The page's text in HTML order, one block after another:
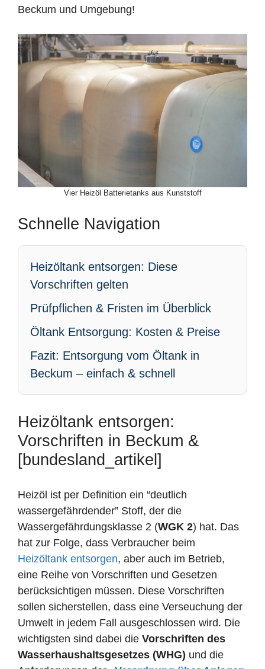
Beckum und Umgebung!
Vier Heizöl Batterietanks aus Kunststoff
Schnelle Navigation
Heizöltank entsorgen: Diese
Vorschriften gelten
Prüfpflichen & Fristen im Überblick
Öltank Entsorgung: Kosten & Preise
Fazit: Entsorgung vom Öltank in
Beckum – einfach & schnell
Heizöltank entsorgen:
Vorschriften in Beckum &
[bundesland_artikel]
Heizöl ist per Definition ein “deutlich
wassergefährdender” Stoff, der die
Wassergefährdungsklasse 2 (WGK 2) hat. Das
hat zur Folge, dass Verbraucher beim
Heizöltank entsorgen, aber auch im Betrieb,
eine Reihe von Vorschriften und Gesetzen
berücksichtigen müssen. Diese Vorschriften
sollen sicherstellen, dass eine Verseuchung der
Umwelt in jedem Fall ausgeschlossen wird. Die
wichtigsten sind dabei die Vorschriften des
Wasserhaushaltsgesetzes (WHG) und die